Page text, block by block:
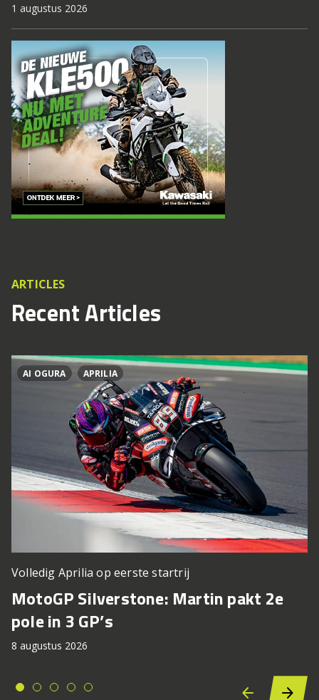
1 augustus 2026
ARTICLES
Recent Articles
AI OGURA APRILIA
Volledig Aprilia op eerste startrij
MotoGP Silverstone: Martin pakt 2e
pole in 3 GP’s
8 augustus 2026